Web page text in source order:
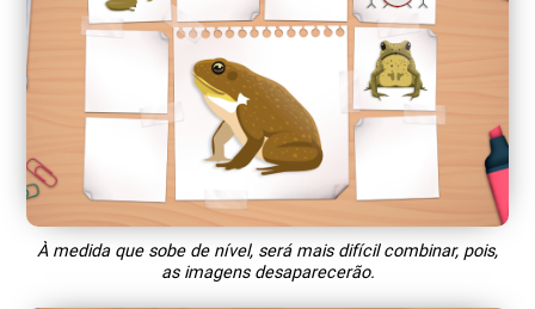
À medida que sobe de nível, será mais difícil combinar, pois,
as imagens desaparecerão.